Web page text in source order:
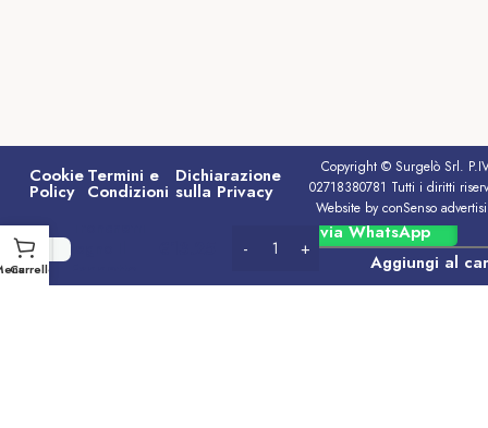
Cookie
Policy
Termini e
Condizioni
Dichiarazione
sulla Privacy
Copyright © Surgelò Srl.
02718380781 Tutti i diritti
Website by conSenso
Aggiungi al
Ordina via WhatsApp
Carrello